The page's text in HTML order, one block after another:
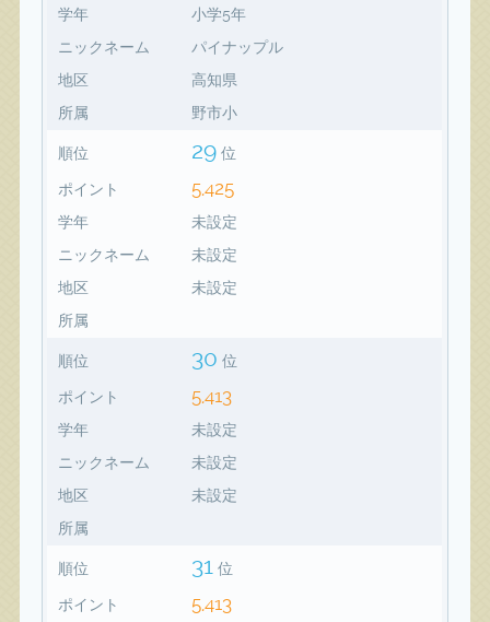
学年
小学5年
ニックネーム
パイナップル
地区
高知県
所属
野市小
順位 29 位
ポイント 5,425
学年
未設定
ニックネーム
未設定
地区
未設定
所属
順位 30 位
ポイント 5,413
学年
未設定
ニックネーム
未設定
地区
未設定
所属
順位 31 位
ポイント 5,413